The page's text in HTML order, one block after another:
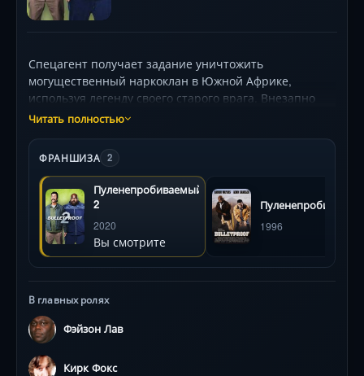
Спецагент получает задание уничтожить
могущественный наркоклан в Южной Африке,
используя легенду своего старого врага. Внезапно
его прикрытие взрывается: теперь за ним охотятся
сама главарь преступной династии. Единственный
шанс выжить — найти того, чье имя он украл, и
заключить временное перемирие. Впереди — адские
перестрелки, рискованные авантюры и
неожиданные союзы в сердце криминального ада.
387 символов
Читать полностью
ФРАНШИЗА 2
Пуленепробиваемый
2
2020
Вы смотрите
1996
В главных ролях
Фэйзон Лав
Кирк Фокс